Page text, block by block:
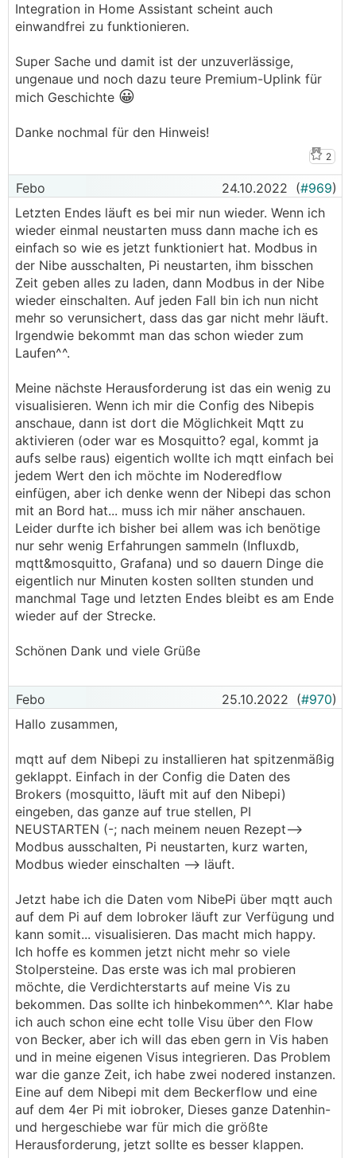
Integration in Home Assistant scheint auch
einwandfrei zu funktionieren.
Super Sache und damit ist der unzuverlässige,
ungenaue und noch dazu teure Premium-Uplink für
mich Geschichte 😀
Danke nochmal für den Hinweis!
2
Febo 24.10.2022 (#969)
Letzten Endes läuft es bei mir nun wieder. Wenn ich
wieder einmal neustarten muss dann mache ich es
einfach so wie es jetzt funktioniert hat. Modbus in
der Nibe ausschalten, Pi neustarten, ihm bisschen
Zeit geben alles zu laden, dann Modbus in der Nibe
wieder einschalten. Auf jeden Fall bin ich nun nicht
mehr so verunsichert, dass das gar nicht mehr läuft.
Irgendwie bekommt man das schon wieder zum
Laufen^^.
Meine nächste Herausforderung ist das ein wenig zu
visualisieren. Wenn ich mir die Config des Nibepis
anschaue, dann ist dort die Möglichkeit Mqtt zu
aktivieren (oder war es Mosquitto? egal, kommt ja
aufs selbe raus) eigentich wollte ich mqtt einfach bei
jedem Wert den ich möchte im Noderedflow
einfügen, aber ich denke wenn der Nibepi das schon
mit an Bord hat... muss ich mir näher anschauen.
Leider durfte ich bisher bei allem was ich benötige
nur sehr wenig Erfahrungen sammeln (Influxdb,
mqtt&mosquitto, Grafana) und so dauern Dinge die
eigentlich nur Minuten kosten sollten stunden und
manchmal Tage und letzten Endes bleibt es am Ende
wieder auf der Strecke.
Schönen Dank und viele Grüße
Febo 25.10.2022 (#970)
Hallo zusammen,
mqtt auf dem Nibepi zu installieren hat spitzenmäßig
geklappt. Einfach in der Config die Daten des
Brokers (mosquitto, läuft mit auf den Nibepi)
eingeben, das ganze auf true stellen, PI
NEUSTARTEN (-; nach meinem neuen Rezept-->
Modbus ausschalten, Pi neustarten, kurz warten,
Modbus wieder einschalten --> läuft.
Jetzt habe ich die Daten vom NibePi über mqtt auch
auf dem Pi auf dem Iobroker läuft zur Verfügung und
kann somit... visualisieren. Das macht mich happy.
Ich hoffe es kommen jetzt nicht mehr so viele
Stolpersteine. Das erste was ich mal probieren
möchte, die Verdichterstarts auf meine Vis zu
bekommen. Das sollte ich hinbekommen^^. Klar habe
ich auch schon eine echt tolle Visu über den Flow
von Becker, aber ich will das eben gern in Vis haben
und in meine eigenen Visus integrieren. Das Problem
war die ganze Zeit, ich habe zwei nodered instanzen.
Eine auf dem Nibepi mit dem Beckerflow und eine
auf dem 4er Pi mit iobroker, Dieses ganze Datenhin-
und hergeschiebe war für mich die größte
Herausforderung, jetzt sollte es besser klappen.